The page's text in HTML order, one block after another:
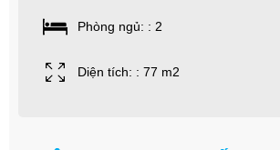
Phòng ngủ: : 2
Diện tích: : 77 m2